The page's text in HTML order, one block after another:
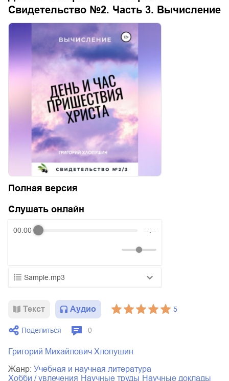
Свидетельство №2. Часть 3. Вычисление
Полная версия
Слушать онлайн
00:00 --:--
Sample.mp3
02.mp3 20:50
03.mp3
Текст Аудио 5
Поделиться 0
Григорий Михайлович Хлопушин
Жанр:
учебная и научная литература
хобби / увлечения
научные труды
научные доклады